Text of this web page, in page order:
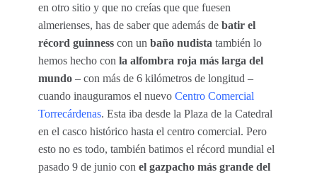
en otro sitio y que no creías que que fuesen
almerienses, has de saber que además de batir el
récord guinness con un baño nudista también lo
hemos hecho con la alfombra roja más larga del
mundo – con más de 6 kilómetros de longitud –
cuando inauguramos el nuevo Centro Comercial
Torrecárdenas. Esta iba desde la Plaza de la Catedral
en el casco histórico hasta el centro comercial. Pero
esto no es todo, también batimos el récord mundial el
pasado 9 de junio con el gazpacho más grande del